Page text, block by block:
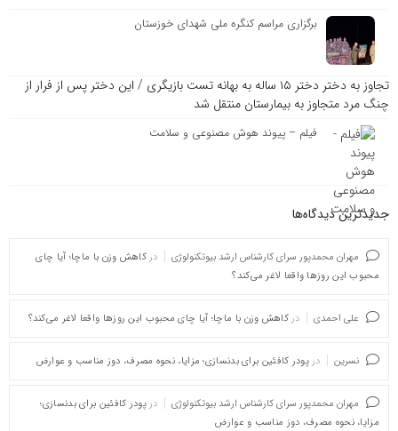
برگزاری مراسم کنگره ملی شهدای خوزستان
تجاوز به دختر دختر ۱۵ ساله به بهانه تست بازیگری / این دختر پس از فرار از
چنگ مرد متجاوز به بیمارستان منتقل شد
فیلم – پیوند هوش مصنوعی و سلامت
جدیدترین دیدگاه‌‌ها
مهران محمدپور سرای کارشناس ارشد بیوتکنولوژی در کاهش وزن با ماچا؛ آیا چای
محبوب این روزها واقعا لاغر می‌کند؟
علی احمدی در کاهش وزن با ماچا؛ آیا چای محبوب این روزها واقعا لاغر می‌کند؟
نسرین در پودر کافئین برای بدنسازی؛ مزایا، نحوه مصرف، دوز مناسب و عوارض
مهران محمدپور سرای کارشناس ارشد بیوتکنولوژی در پودر کافئین برای بدنسازی؛
مزایا، نحوه مصرف، دوز مناسب و عوارض